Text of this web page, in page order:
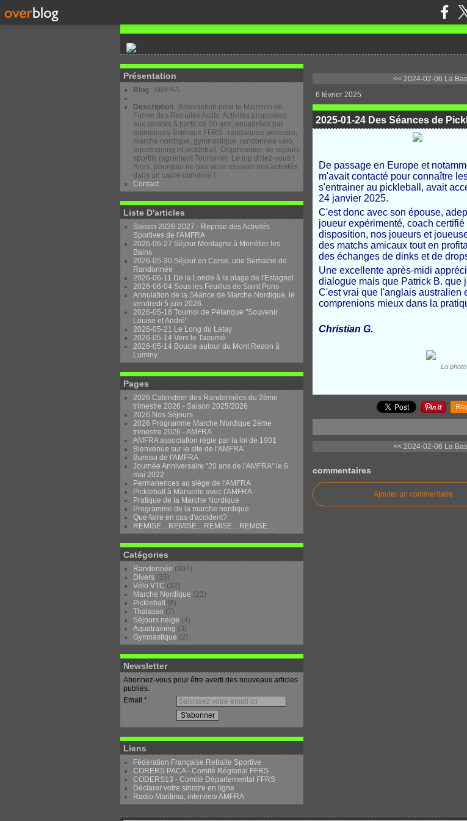
Présentation
Blog : AMFRA
Description : Association pour le Maintien en
Forme des Retraités Actifs. Activités proposées
aux seniors à partir de 50 ans, encadrées par
animateurs fédéraux FFRS : randonnée pédestre,
marche nordique, gymnastique, randonnée vélo,
aquatraining et pickleball. Organisation de séjours
sportifs (agrément Tourisme). Le top diriez-vous !
Alors, pourquoi ne pas venir essayer nos activités
dans un cadre convivial !
Contact
Liste D'articles
Saison 2026-2027 - Reprise des Activités
Sportives de l'AMFRA
2026-06-27 Séjour Montagne à Monétier les
Bains
2026-05-30 Séjour en Corse, une Semaine de
Randonnée
2026-06-11 De la Londe à la plage de l'Estagnol
2026-06-04 Sous les Feuillus de Saint Pons
Annulation de la Séance de Marche Nordique, le
vendredi 5 juin 2026.
2026-05-18 Tournoi de Pétanque "Souvenir
Louise et André"
2026-05-21 Le Long du Latay
2026-05-14 Vers le Taoumé
2026-05-14 Boucle autour du Mont Redon à
Luminy
Pages
2026 Calendrier des Randonnées du 2ème
trimestre 2026 - Saison 2025/2026
2026 Nos Séjours
2026 Programme Marche Nordique 2ème
trimestre 2026 - AMFRA
AMFRA association régie par la loi de 1901
Bienvenue sur le site de l'AMFRA
Bureau de l'AMFRA
Journée Anniversaire "20 ans de l'AMFRA" le 6
mai 2022
Permanences au siège de l'AMFRA
Pickleball à Marseille avec l'AMFRA
Pratique de la Marche Nordique
Programme de la marche nordique
Que faire en cas d'accident?
REMISE....REMISE....REMISE....REMISE....
Catégories
Randonnée (307)
Divers (35)
Vélo VTC (32)
Marche Nordique (22)
Pickleball
(8)
Thalasso (7)
Séjours neige (4)
Aquatraining (3)
Gymnastique (2)
Newsletter
Abonnez-vous pour être averti des nouveaux articles
publiés.
Email
Liens
Fédération Française Retraite Sportive
CORERS PACA - Comité Régional FFRS
CODERS13 - Comité Départemental FFRS
Déclarer votre sinistre en ligne
Radio Maritima, interview AMFRA
<< 2024-02-06 La
6 février 2025
2025-01-24 Des Séances de
De passage en Europe et
m'avait contacté pour connaître
s'entrainer au pickleball, avait
24 janvier 2025.
C'est donc avec son épouse,
joueur expérimenté, coach
disposition, nos joueurs et
des matchs amicaux tout en
des échanges de dinks et de
Une excellente après-midi
dialogue mais que Patrick B. que
C'est vrai que l'anglais australien
comprenions mieux dans la
Christian G.
La
<< 2024-02-06 La
commentaires
Ajouter un commentaire